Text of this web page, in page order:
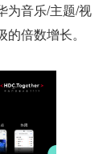
为音乐/主题/视
倍数增长。